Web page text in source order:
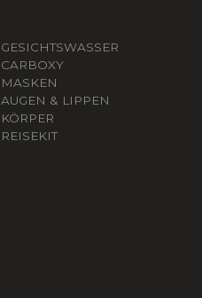
GESICHTSWASSER
СARBOXY
MASKEN
AUGEN & LIPPEN
KÖRPER
REISEKIT